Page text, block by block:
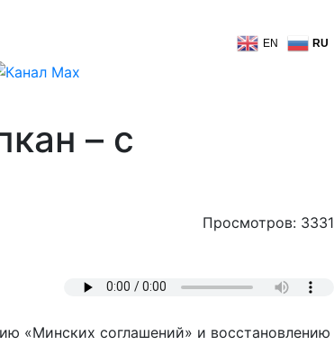
EN RU
– с
Просмотров: 3331
«Минских соглашений» и восстановлению